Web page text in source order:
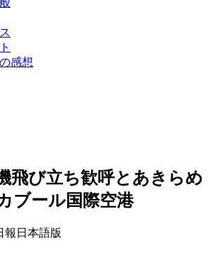
感想
飛び立ち歓呼とあきらめ
ブール国際空港
日本語版